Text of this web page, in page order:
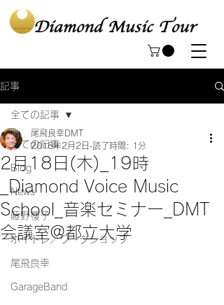
記事
全ての記事
Blog
News
藤野櫻子
ボイトレ／ワークショップ
尾飛良幸
GarageBand
全ての記事
2月18日(木)_19時
_Diamond Voice Music
School_音楽セミナー_DMT
会議室@都立大学
尾飛良幸DMT
2016年2月2日 読了時間: 1分